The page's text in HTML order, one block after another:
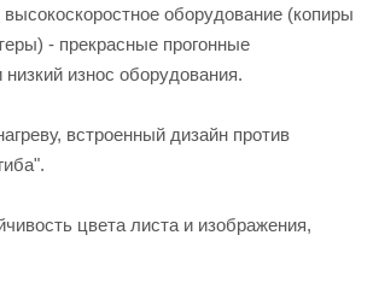
оборудование (копиры
- прекрасные прогонные
низкий износ оборудования.
встроенный дизайн против
цвета листа и изображения,